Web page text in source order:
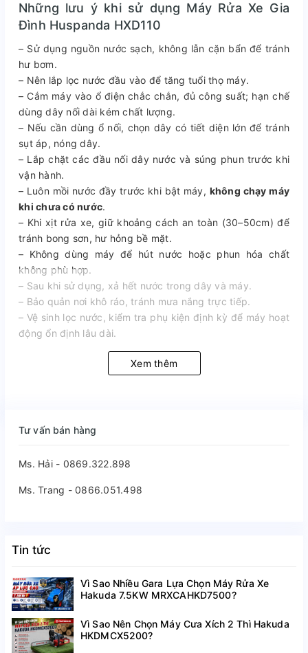
Những lưu ý khi sử dụng Máy Rửa Xe Gia
Đình Huspanda HXD110
– Sử dụng nguồn nước sạch, không lẫn cặn bẩn để tránh
hư bơm.
– Nên lắp lọc nước đầu vào để tăng tuổi thọ máy.
– Cắm máy vào ổ điện chắc chắn, đủ công suất; hạn chế
dùng dây nối dài kém chất lượng.
– Nếu cần dùng ổ nối, chọn dây có tiết diện lớn để tránh
sụt áp, nóng dây.
– Lắp chặt các đầu nối dây nước và súng phun trước khi
vận hành.
– Luôn mồi nước đầy trước khi bật máy, không chạy máy
khi chưa có nước.
– Khi xịt rửa xe, giữ khoảng cách an toàn (30–50cm) để
tránh bong sơn, hư hỏng bề mặt.
– Không dùng máy để hút nước hoặc phun hóa chất
không phù hợp.
– Sau khi sử dụng, xả hết nước trong dây và máy.
– Bảo quản nơi khô ráo, tránh mưa nắng trực tiếp.
– Vệ sinh lọc nước, kiểm tra phụ kiện định kỳ để máy hoạt
động ổn định lâu dài.
Xem thêm
Tư vấn bán hàng
Ms. Hải - 0869.322.898
Ms. Trang - 0866.051.498
Tin tức
Vì Sao Nhiều Gara Lựa Chọn Máy Rửa Xe
Hakuda 7.5KW MRXCAHKD7500?
Vì Sao Nên Chọn Máy Cưa Xích 2 Thì Hakuda
HKDMCX5200?